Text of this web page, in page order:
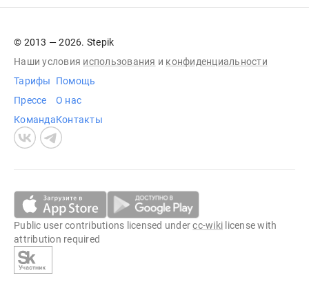
© 2013 — 2026. Stepik
Наши условия использования и конфиденциальности
Тарифы
Прессе
Команда
Помощь
О нас
Контакты
Public user contributions licensed undercc-wiki license with
attribution required